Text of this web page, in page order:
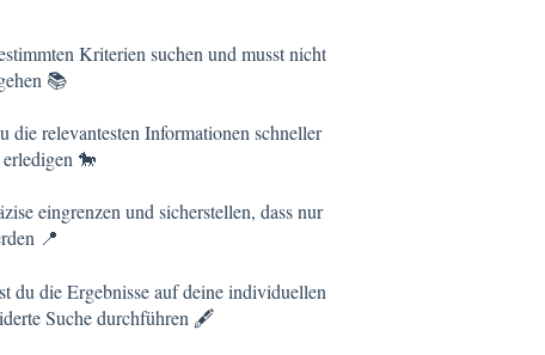
Kriterien suchen und musst nicht
📚
relevantesten Informationen schneller
🐎
eingrenzen und sicherstellen, dass nur
📍
du die Ergebnisse auf deine individuellen
Suche durchführen 🖋️